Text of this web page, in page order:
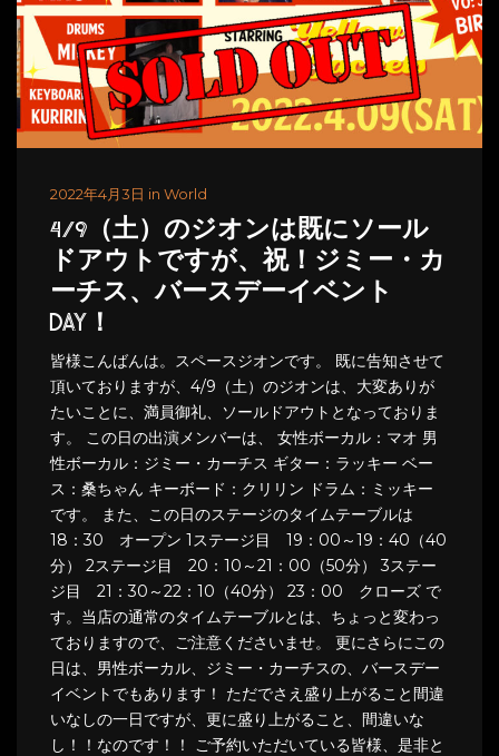
2022年4月3日 in World
4/9（土）のジオンは既にソール
ドアウトですが、祝！ジミー・カ
ーチス、バースデーイベント
DAY！
皆様こんばんは。スペースジオンです。 既に告知させて
頂いておりますが、4/9（土）のジオンは、大変ありが
たいことに、満員御礼、ソールドアウトとなっておりま
す。 この日の出演メンバーは、 女性ボーカル：マオ 男
性ボーカル：ジミー・カーチス ギター：ラッキー ベー
ス：桑ちゃん キーボード：クリリン ドラム：ミッキー
です。 また、この日のステージのタイムテーブルは
18：30 オープン 1ステージ目 19：00～19：40（40
分） 2ステージ目 20：10～21：00（50分） 3ステー
ジ目 21：30～22：10（40分） 23：00 クローズ で
す。当店の通常のタイムテーブルとは、ちょっと変わっ
ておりますので、ご注意くださいませ。 更にさらにこの
日は、男性ボーカル、ジミー・カーチスの、バースデー
イベントでもあります！ ただでさえ盛り上がること間違
いなしの一日ですが、更に盛り上がること、間違いな
し！！なのです！！ ご予約いただいている皆様、是非と